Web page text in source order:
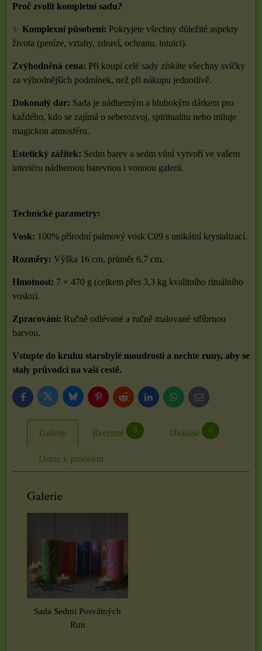
Proč zvolit kompletní sadu?
✨ Komplexní působení: Pokryjete všechny důležité aspekty
života (peníze, vztahy, zdraví, ochranu, intuici).
Zvýhodněná cena: Při koupi celé sady získáte všechny svíčky
za výhodnějších podmínek, než při nákupu jednotlivě.
Dokonalý dar: Sada je nádherným a hlubokým dárkem pro
každého, kdo se zajímá o seberozvoj, spiritualitu nebo miluje
magickou atmosféru.
Estetický zážitek: Sedm barev a sedm vůní vytvoří ve vašem
interiéru nádhernou barevnou i vonnou galerii.
Technické parametry:
Vosk: 100% přírodní palmový vosk C09 s unikátní krystalizací.
Rozměry: Výška 16 cm, průměr 6,7 cm.
Hmotnost: 7 × 470 g (celkem přes 3,3 kg kvalitního rituálního
vosku).
Zpracování: Ručně odlévané a ručně malované stříbrnou
barvou.
Vstupte do kruhu starobylé moudrosti a nechte runy, aby se
staly průvodci na vaší cestě.
FacebookTwitter BlueskyPinterestReddit LinkedInWhatsApp
E-
mail
Galerie Recenze 0 Diskuse 0
Dotaz k produktu
Galerie
Sada Sedmi Posvátných
Run